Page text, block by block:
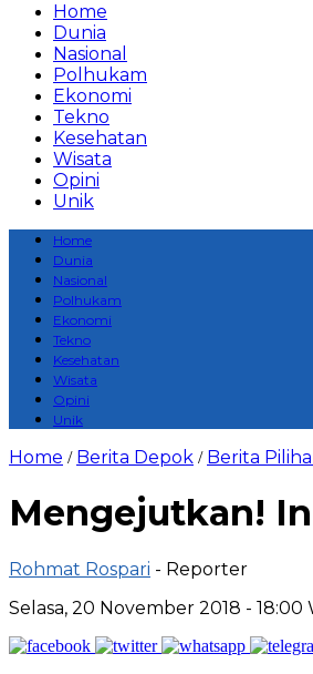
Home
Dunia
Nasional
Polhukam
Ekonomi
Tekno
Kesehatan
Wisata
Opini
Unik
Home
Dunia
Nasional
Polhukam
Ekonomi
Tekno
Kesehatan
Wisata
Opini
Unik
Home / Berita Depok / Berita
Mengejutkan!
Rohmat Rospari - Reporter
Selasa, 20 November 2018 - 18:00